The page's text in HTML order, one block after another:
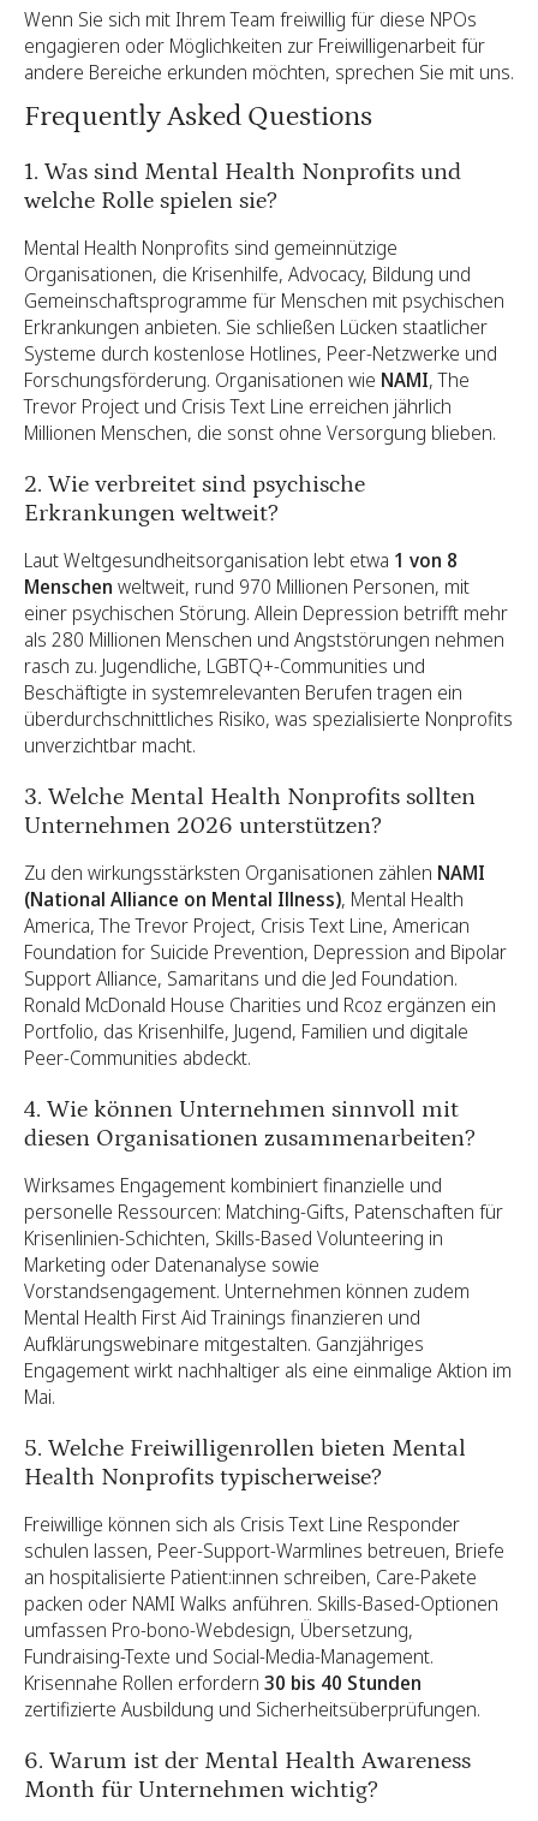
Wenn Sie sich mit Ihrem Team freiwillig für diese NPOs
engagieren oder Möglichkeiten zur Freiwilligenarbeit für
andere Bereiche erkunden möchten, sprechen Sie mit uns.
Frequently Asked Questions
1. Was sind Mental Health Nonprofits und
welche Rolle spielen sie?
Mental Health Nonprofits sind gemeinnützige
Organisationen, die Krisenhilfe, Advocacy, Bildung und
Gemeinschaftsprogramme für Menschen mit psychischen
Erkrankungen anbieten. Sie schließen Lücken staatlicher
Systeme durch kostenlose Hotlines, Peer-Netzwerke und
Forschungsförderung. Organisationen wie NAMI, The
Trevor Project und Crisis Text Line erreichen jährlich
Millionen Menschen, die sonst ohne Versorgung blieben.
2. Wie verbreitet sind psychische
Erkrankungen weltweit?
Laut Weltgesundheitsorganisation lebt etwa 1 von 8
Menschen weltweit, rund 970 Millionen Personen, mit
einer psychischen Störung. Allein Depression betrifft mehr
als 280 Millionen Menschen und Angststörungen nehmen
rasch zu. Jugendliche, LGBTQ+-Communities und
Beschäftigte in systemrelevanten Berufen tragen ein
überdurchschnittliches Risiko, was spezialisierte Nonprofits
unverzichtbar macht.
3. Welche Mental Health Nonprofits sollten
Unternehmen 2026 unterstützen?
Zu den wirkungsstärksten Organisationen zählen NAMI
(National Alliance on Mental Illness), Mental Health
America, The Trevor Project, Crisis Text Line, American
Foundation for Suicide Prevention, Depression and Bipolar
Support Alliance, Samaritans und die Jed Foundation.
Ronald McDonald House Charities und Rcoz ergänzen ein
Portfolio, das Krisenhilfe, Jugend, Familien und digitale
Peer-Communities abdeckt.
4. Wie können Unternehmen sinnvoll mit
diesen Organisationen zusammenarbeiten?
Wirksames Engagement kombiniert finanzielle und
personelle Ressourcen: Matching-Gifts, Patenschaften für
Krisenlinien-Schichten, Skills-Based Volunteering in
Marketing oder Datenanalyse sowie
Vorstandsengagement. Unternehmen können zudem
Mental Health First Aid Trainings finanzieren und
Aufklärungswebinare mitgestalten. Ganzjähriges
Engagement wirkt nachhaltiger als eine einmalige Aktion im
Mai.
5. Welche Freiwilligenrollen bieten Mental
Health Nonprofits typischerweise?
Freiwillige können sich als Crisis Text Line Responder
schulen lassen, Peer-Support-Warmlines betreuen, Briefe
an hospitalisierte Patient:innen schreiben, Care-Pakete
packen oder NAMI Walks anführen. Skills-Based-Optionen
umfassen Pro-bono-Webdesign, Übersetzung,
Fundraising-Texte und Social-Media-Management.
Krisennahe Rollen erfordern 30 bis 40 Stunden
zertifizierte Ausbildung und Sicherheitsüberprüfungen.
6. Warum ist der Mental Health Awareness
Month für Unternehmen wichtig?